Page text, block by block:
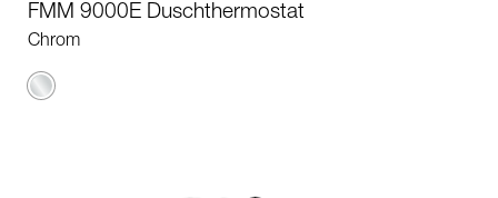
FMM 9000E Duschthermostat
Chrom
Chrom